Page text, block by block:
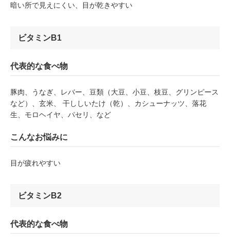
暗い所で見えにくい、目が乾きやすい
ビタミンB1
代表的な食べ物
豚肉、うなぎ、レバー、豆類（大豆、小豆、枝豆、グリンピース
など）、玄米、 干ししいたけ（乾）、カシューナッツ、落花
生、モロヘイヤ、パセリ、など
こんなお悩みに
目が疲れやすい
ビタミンB2
代表的な食べ物